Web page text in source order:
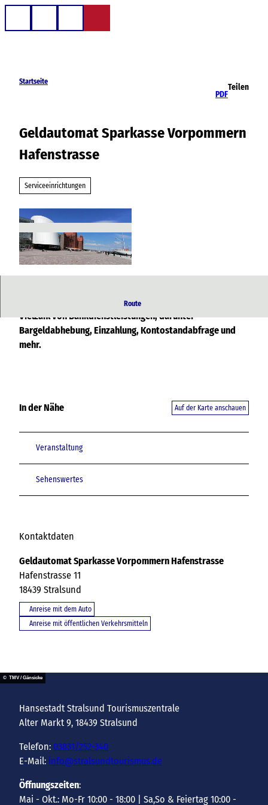
Startseite
PDF
Teilen
Geldautomat Sparkasse Vorpommern
Hafenstrasse
Serviceeinrichtungen
Route
Direkt im OZEANEUM. Dieser Geldautomat bietet eine
Vielzahl von Bankdienstleistungen, darunter
Bargeldabhebung, Einzahlung, Kontostandabfrage und
mehr.
In der Nähe Auf der Karte anschauen
Veranstaltung
Sehenswertes
Kontaktdaten
Geldautomat Sparkasse Vorpommern Hafenstrasse
Hafenstrasse 11
18439 Stralsund
Anreise mit dem Auto
Anreise mit öffentlichen Verkehrsmitteln
© TMV / Gänsicke
Hansestadt Stralsund Tourismuszentrale
Alter Markt 9, 18439 Stralsund
Telefon: 03831/252-340
E-Mail: info@stralsundtourismus.de
Öffnungszeiten:
Mai - Okt.: Mo-Fr 10:00 - 18:00 | Sa,So & Feiertag 10:00 -